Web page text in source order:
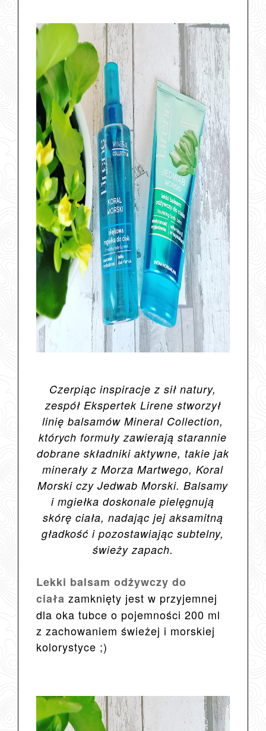
Czerpiąc inspiracje z sił natury,
zespół Ekspertek Lirene stworzył
linię balsamów Mineral Collection,
których formuły zawierają starannie
dobrane składniki aktywne, takie jak
minerały z Morza Martwego, Koral
Morski czy Jedwab Morski. Balsamy
i mgiełka doskonale pielęgnują
skórę ciała, nadając jej aksamitną
gładkość i pozostawiając subtelny,
świeży zapach.
Lekki balsam odżywczy do
ciała zamknięty jest w przyjemnej
dla oka tubce o pojemności 200 ml
z zachowaniem świeżej i morskiej
kolorystyce ;)